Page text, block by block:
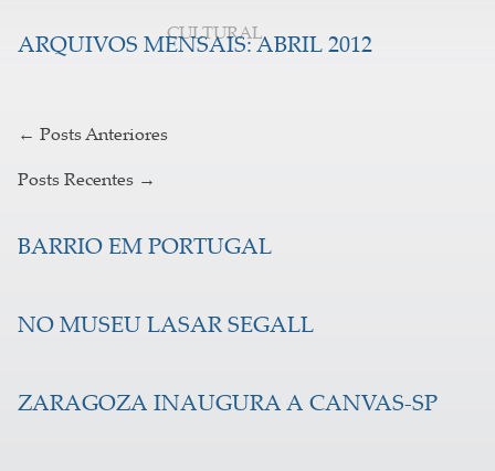
CULTURAL
ARQUIVOS MENSAIS: ABRIL 2012
← Posts Anteriores
Posts Recentes →
BARRIO EM PORTUGAL
NO MUSEU LASAR SEGALL
ZARAGOZA INAUGURA A CANVAS-SP